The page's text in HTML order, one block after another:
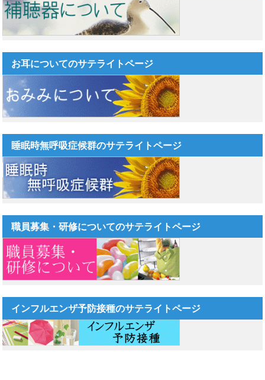
お耳についてのサテライトページ
睡眠時無呼吸症候群のサテライトページ
職員募集・研修についてのサテライトページ
インフルエンザ予防接種のサテライトページ